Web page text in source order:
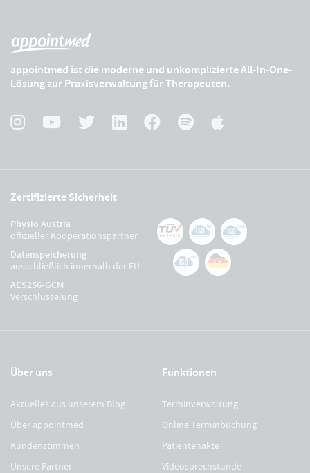
appointmed ist die moderne und unkomplizierte All-In-One-
Lösung zur Praxisverwaltung für Therapeuten.
Zertifizierte Sicherheit
Physio Austria
offizieller Kooperationspartner
Datenspeicherung
ausschließlich innerhalb der EU
AES256-GCM
Verschlüsselung
Über uns
Aktuelles aus unserem Blog
Über appointmed
Kundenstimmen
Unsere Partner
Funktionen
Terminverwaltung
Online Terminbuchung
Patientenakte
Videosprechstunde